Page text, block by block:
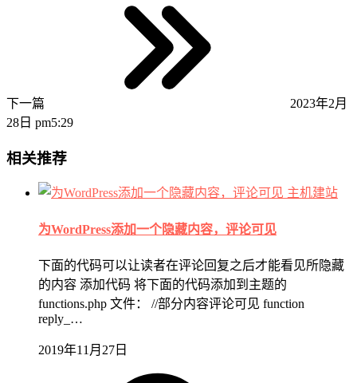
下一篇
2023年2月
28日 pm5:29
相关推荐
主机建站
为WordPress添加一个隐藏内容，评论可见
下面的代码可以让读者在评论回复之后才能看见所隐藏
的内容 添加代码 将下面的代码添加到主题的
functions.php 文件： //部分内容评论可见 function
reply_…
2019年11月27日